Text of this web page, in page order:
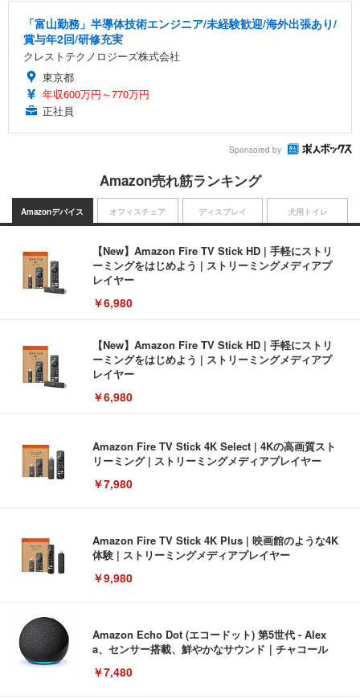
「富山勤務」半導体技術エンジニア/未経験歓迎/海外出張あり/
賞与年2回/研修充実
クレストテクノロジーズ株式会社
東京都
年収600万円～770万円
正社員
Sponsored by
Amazon売れ筋ランキング
Amazonデバイス
【New】Amazon Fire TV Stick HD | 手軽にストリ
ーミングをはじめよう | ストリーミングメディアプ
レイヤー
￥6,980
【New】Amazon Fire TV Stick HD | 手軽にストリ
ーミングをはじめよう | ストリーミングメディアプ
レイヤー
￥6,980
Amazon Fire TV Stick 4K Select | 4Kの高画質スト
リーミング | ストリーミングメディアプレイヤー
￥7,980
Amazon Fire TV Stick 4K Plus | 映画館のような4K
体験 | ストリーミングメディアプレイヤー
￥9,980
Amazon Echo Dot (エコードット) 第5世代 - Alex
a、センサー搭載、鮮やかなサウンド｜チャコール
￥7,480
オフィスチェア ディスプレイ 犬用トイレ